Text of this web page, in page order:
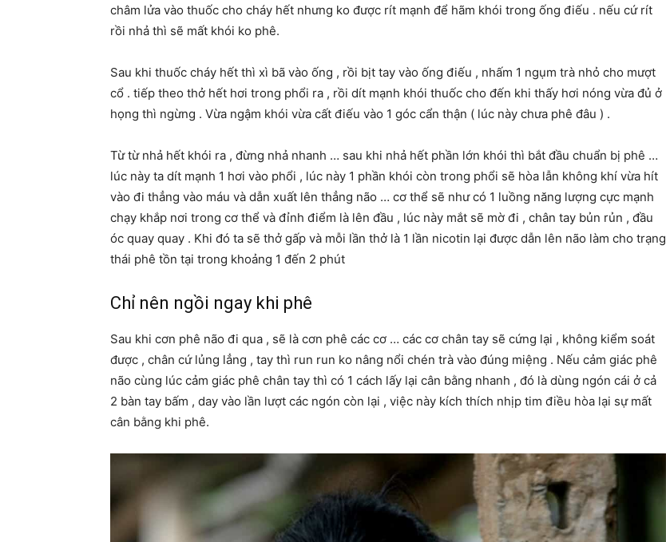
châm lửa vào thuốc cho cháy hết nhưng ko được rít mạnh để hãm khói trong ống điếu . nếu cứ rít
rồi nhả thì sẽ mất khói ko phê.
Sau khi thuốc cháy hết thì xì bã vào ống , rồi bịt tay vào ống điếu , nhấm 1 ngụm trà nhỏ cho mượt
cổ . tiếp theo thở hết hơi trong phổi ra , rồi dít mạnh khói thuốc cho đến khi thấy hơi nóng vừa đủ ở
họng thì ngừng . Vừa ngậm khói vừa cất điếu vào 1 góc cẩn thận ( lúc này chưa phê đâu ) .
Từ từ nhả hết khói ra , đừng nhả nhanh … sau khi nhả hết phần lớn khói thì bắt đầu chuẩn bị phê …
lúc này ta dít mạnh 1 hơi vào phổi , lúc này 1 phần khói còn trong phổi sẽ hòa lẫn không khí vừa hít
vào đi thẳng vào máu và dẫn xuất lên thẳng não … cơ thể sẽ như có 1 luồng năng lượng cực mạnh
chạy khắp nơi trong cơ thể và đỉnh điểm là lên đầu , lúc này mắt sẽ mờ đi , chân tay bủn rủn , đầu
óc quay quay . Khi đó ta sẽ thở gấp và mỗi lần thở là 1 lần nicotin lại được dẫn lên não làm cho trạng
thái phê tồn tại trong khoảng 1 đến 2 phút
Chỉ nên ngồi ngay khi phê
Sau khi cơn phê não đi qua , sẽ là cơn phê các cơ … các cơ chân tay sẽ cứng lại , không kiểm soát
được , chân cứ lủng lẳng , tay thì run run ko nâng nổi chén trà vào đúng miệng . Nếu cảm giác phê
não cùng lúc cảm giác phê chân tay thì có 1 cách lấy lại cân bằng nhanh , đó là dùng ngón cái ở cả
2 bàn tay bấm , day vào lần lượt các ngón còn lại , việc này kích thích nhịp tim điều hòa lại sự mất
cân bằng khi phê.